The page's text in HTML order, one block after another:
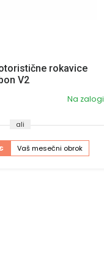
rokavice
V2
Na zalogi
ali
Vaš mesečni obrok